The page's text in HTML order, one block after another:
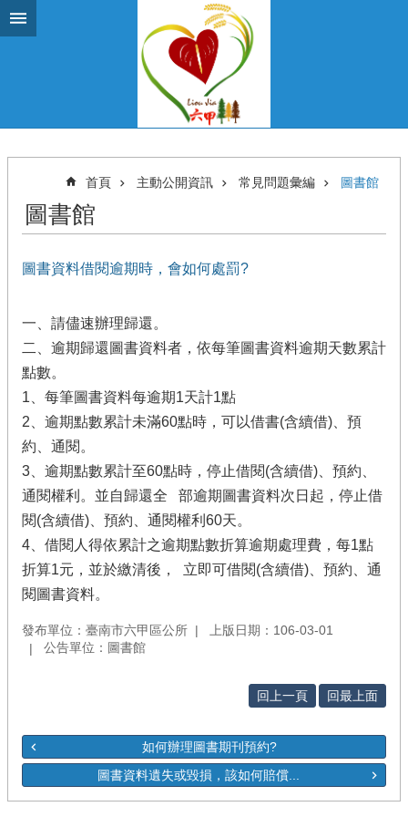
跳到主要內容區塊
首頁 主動公開資訊 常見問題彙編 圖書館
圖書館
圖書資料借閱逾期時，會如何處罰?
一、請儘速辦理歸還。
二、逾期歸還圖書資料者，依每筆圖書資料逾期天數累計
點數。
1、每筆圖書資料每逾期1天計1點
2、逾期點數累計未滿60點時，可以借書(含續借)、預
約、通閱。
3、逾期點數累計至60點時，停止借閱(含續借)、預約、
通閱權利。並自歸還全 部逾期圖書資料次日起，停止借
閱(含續借)、預約、通閱權利60天。
4、借閱人得依累計之逾期點數折算逾期處理費，每1點
折算1元，並於繳清後， 立即可借閱(含續借)、預約、通
閱圖書資料。
發布單位：臺南市六甲區公所
上版日期：106-03-01
公告單位：圖書館
回上一頁 回最上面
如何辦理圖書期刊預約?
圖書資料遺失或毀損，該如何賠償...